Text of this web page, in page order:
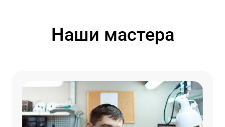
Наши мастера